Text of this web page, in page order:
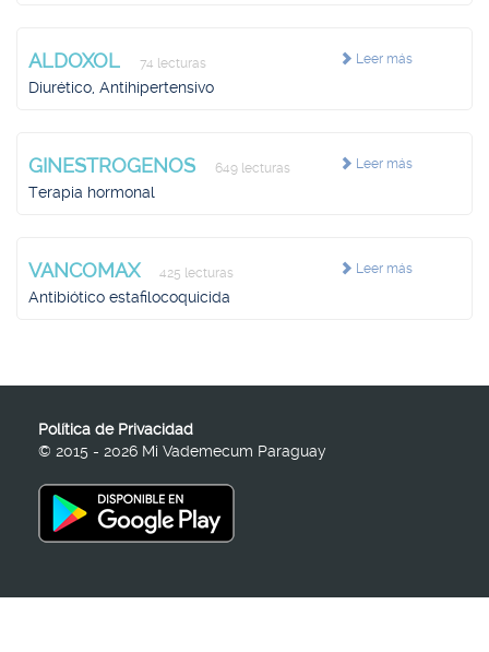
Leer más
ALDOXOL 74 lecturas
Diurético, Antihipertensivo
Leer más
GINESTROGENOS 649 lecturas
Terapia hormonal
Leer más
VANCOMAX 425 lecturas
Antibiótico estafilocoquicida
Política de Privacidad
© 2015 - 2026 Mi Vademecum Paraguay